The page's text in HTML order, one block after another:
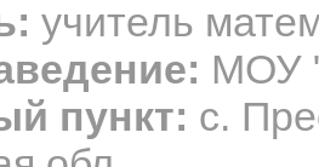
учитель
МОУ
пункт: с.